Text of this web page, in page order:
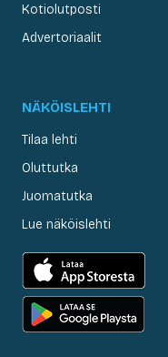
Kotiolutposti
Advertoriaalit
NÄKÖISLEHTI
Tilaa lehti
Oluttutka
Juomatutka
Lue näköislehti